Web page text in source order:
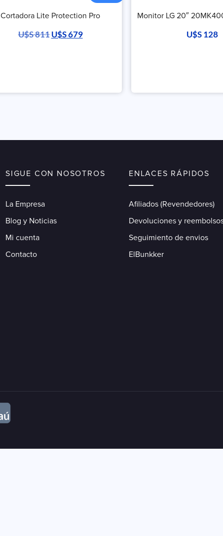
Cortadora Lite Protection Pro
U$S811 U$S679
Monitor LG 20″
U$S128
SIGUE CON NOSOTROS
La Empresa
Blog y Noticias
Mi cuenta
Contacto
ENLACES RÁPIDOS
Afiliados (Revendedores)
Devoluciones y
Seguimiento de envios
ElBunkker